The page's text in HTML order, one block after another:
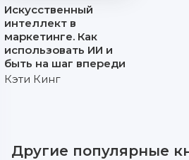
Искусственный
интеллект в
маркетинге. Как
использовать ИИ и
быть на шаг впереди
Кэти Кинг
Другие популярные